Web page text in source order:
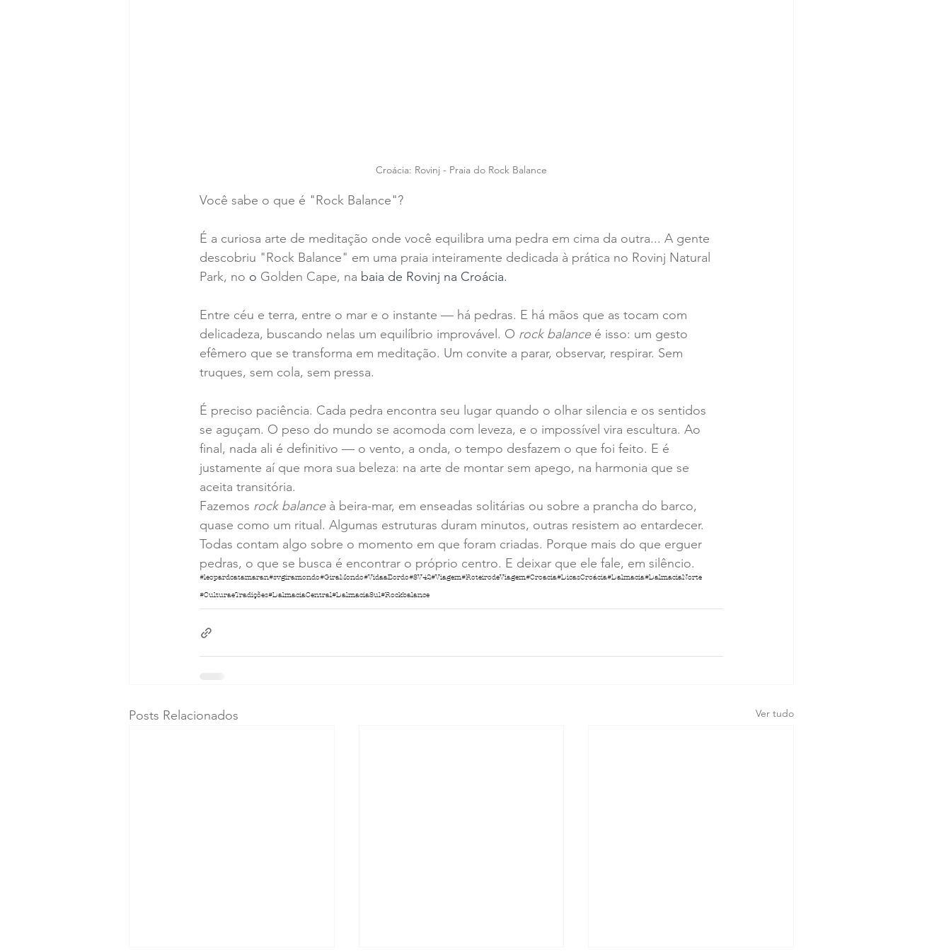
Croácia: Rovinj - Praia do Rock Balance
Você sabe o que é "Rock Balance"?
É a curiosa arte de meditação onde você equilibra uma pedra em cima da outra... A gente
descobriu "Rock Balance" em uma praia inteiramente dedicada à prática no Rovinj Natural
Park, no o Golden Cape, na baia de Rovinj na Croácia.
Entre céu e terra, entre o mar e o instante — há pedras. E há mãos que as tocam com
delicadeza, buscando nelas um equilíbrio improvável. O rock balance é isso: um gesto
efêmero que se transforma em meditação. Um convite a parar, observar, respirar. Sem
truques, sem cola, sem pressa.
É preciso paciência. Cada pedra encontra seu lugar quando o olhar silencia e os sentidos
se aguçam. O peso do mundo se acomoda com leveza, e o impossível vira escultura. Ao
final, nada ali é definitivo — o vento, a onda, o tempo desfazem o que foi feito. E é
justamente aí que mora sua beleza: na arte de montar sem apego, na harmonia que se
aceita transitória.
Fazemos rock balance à beira-mar, em enseadas solitárias ou sobre a prancha do barco,
quase como um ritual. Algumas estruturas duram minutos, outras resistem ao entardecer.
Todas contam algo sobre o momento em que foram criadas. Porque mais do que erguer
pedras, o que se busca é encontrar o próprio centro. E deixar que ele fale, em silêncio.
#leopardcatamaran#svgiramondo#GiraMondo#VidaaBordo#SV42#Viagem#RoteirodeViagem#Croacia#DicasCroácia#Dalmacia#DalmaciaNorte
#CulturaeTradições#DalmaciaCentral#DalmaciaSul#Rockbalance
Posts Relacionados Ver tudo